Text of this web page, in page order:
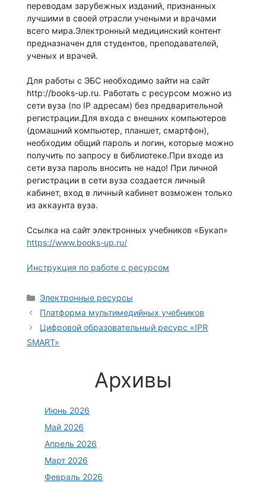
переводам зарубежных изданий, признанных
лучшими в своей отрасли учеными и врачами
всего мира.Электронный медицинский контент
предназначен для студентов, преподавателей,
ученых и врачей.
Для работы с ЭБС необходимо зайти на сайт
http://books-up.ru. Работать с ресурсом можно из
сети вуза (по IP адресам) без предварительной
регистрации.Для входа с внешних компьютеров
(домашний компьютер, планшет, смартфон),
необходим общий пароль и логин, которые можно
получить по запросу в библиотеке.При входе из
сети вуза пароль вносить не надо! При личной
регистрации в сети вуза создается личный
кабинет, вход в личный кабинет возможен только
из аккаунта вуза.
Ссылка на сайт электронных учебников «Букап»
https://www.books-up.ru/
Инструкция по работе с ресурсом
Рубрики
Электронные ресурсы
Платформа мультимедийных учебников
Цифровой образовательный ресурс «IPR
SMART»
Архивы
Июнь 2026
Май 2026
Апрель 2026
Март 2026
Февраль 2026